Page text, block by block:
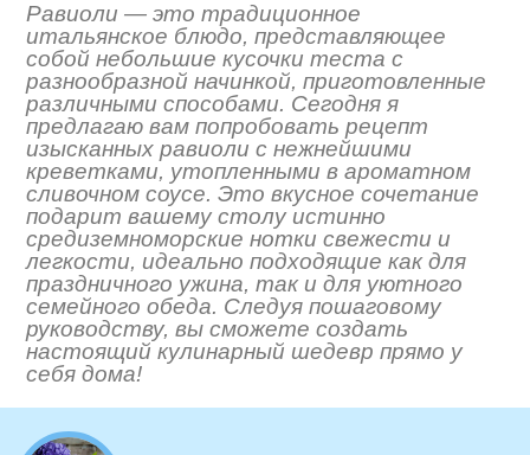
Равиоли — это традиционное
итальянское блюдо, представляющее
собой небольшие кусочки теста с
разнообразной начинкой, приготовленные
различными способами. Сегодня я
предлагаю вам попробовать рецепт
изысканных равиоли с нежнейшими
креветками, утопленными в ароматном
сливочном соусе. Это вкусное сочетание
подарит вашему столу истинно
средиземноморские нотки свежести и
легкости, идеально подходящие как для
праздничного ужина, так и для уютного
семейного обеда. Следуя пошаговому
руководству, вы сможете создать
настоящий кулинарный шедевр прямо у
себя дома!